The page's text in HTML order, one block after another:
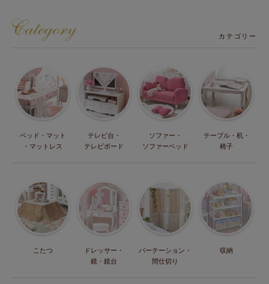
カテゴリー
ベッド・マット
・マットレス
テレビ台・
テレビボード
ソファー・
ソファーベッド
テーブル・机・
椅子
こたつ
ドレッサー・
鏡・鏡台
パーテーション・
間仕切り
収納